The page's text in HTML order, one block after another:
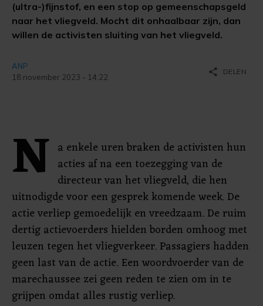
(ultra-)fijnstof, en een stop op gemeenschapsgeld
naar het vliegveld. Mocht dit onhaalbaar zijn, dan
willen de activisten sluiting van het vliegveld.
ANP
18 november 2023 - 14:22
share DELEN
N a enkele uren braken de activisten hun
acties af na een toezegging van de
directeur van het vliegveld, die hen
uitnodigde voor een gesprek komende week. De
actie verliep gemoedelijk en vreedzaam. De ruim
dertig actievoerders hielden borden omhoog met
leuzen tegen het vliegverkeer. Passagiers hadden
geen last van de actie. Een woordvoerder van de
marechaussee zei geen reden te zien om in te
grijpen omdat alles rustig verliep.